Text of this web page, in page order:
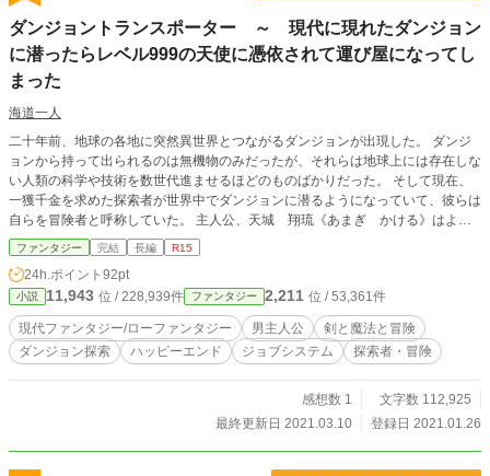
ダンジョントランスポーター ～ 現代に現れたダンジョン
に潜ったらレベル999の天使に憑依されて運び屋になってし
まった
海道一人
二十年前、地球の各地に突然異世界とつながるダンジョンが出現した。 ダンジ
ョンから持って出られるのは無機物のみだったが、それらは地球上には存在しな
い人類の科学や技術を数世代進ませるほどのものばかりだった。 そして現在、
一獲千金を求めた探索者が世界中でダンジョンに潜るようになっていて、彼らは
自らを冒険者と呼称していた。 主人公、天城 翔琉《あまぎ かける》はよん
どころない事情からお金を稼ぐためにダンジョンに潜ることを決意する。 ダン
ジョン探索を続ける中で翔琉は羽の生えた不思議な生き物に出会い、憑依されて
しまう。 それはダンジョンの最深部九九九層からやってきたという天使で、憑
依された事で翔は新たなジョブ《運び屋》を手に入れる。 ダンジョンで最強の
力を持つ天使に憑依された翔琉は様々な事件に巻き込まれていくのだった。
ファンタジー 完結 長編 R15
24h.ポイント 92pt
小説 11,943 位 / 228,939件 ファンタジー 2,211 位 / 53,361件
現代ファンタジー/ローファンタジー 男主人公
剣と魔法と冒険
ダンジョン探索
ハッピーエンド ジョブシステム 探索者・冒険
感想数 1
文字数 112,925
最終更新日 2021.03.10
登録日 2021.01.26